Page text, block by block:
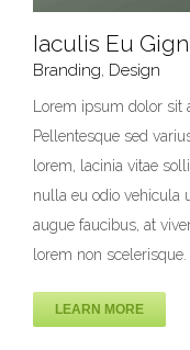
Iaculis Eu
Branding, Design
Lorem ipsum dolor sit
Pellentesque sed
lorem, lacinia vitae
nulla eu odio vehicula
augue faucibus, at
lorem non
LEARN MORE